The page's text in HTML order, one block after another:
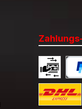
Barzahlung